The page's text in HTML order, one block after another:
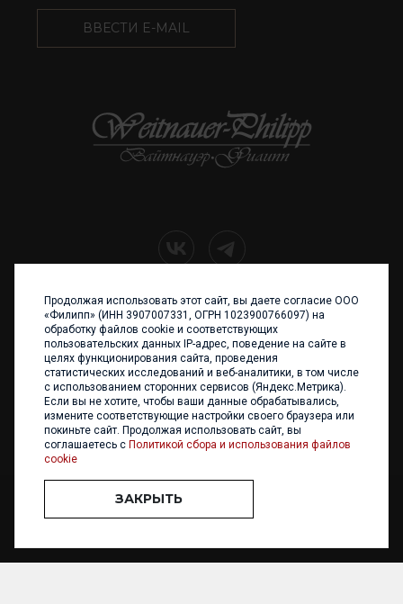
ВВЕСТИ E-MAIL
+7 (4012) 960 898
236017 Калининград,
ул. Каштановая аллея, 47
Телефон: +7 4012 960 898,
+7 4012 960 856
Написать нам
ООО «ФИЛИПП» © 2013 - 2026. Все права защищены
Разработка и
Продолжая использовать этот сайт, вы даете согласие ООО
«Филипп» (ИНН 3907007331, ОГРН 1023900766097) на
обработку файлов cookie и соответствующих
пользовательских данных IP-адрес, поведение на сайте в
целях функционирования сайта, проведения
статистических исследований и веб-аналитики, в том числе
с использованием сторонних сервисов (Яндекс.Метрика).
Если вы не хотите, чтобы ваши данные обрабатывались,
измените соответствующие настройки своего браузера или
покиньте сайт. Продолжая использовать сайт, вы
соглашаетесь с Политикой сбора и использования файлов
cookie
ЗАКРЫТЬ